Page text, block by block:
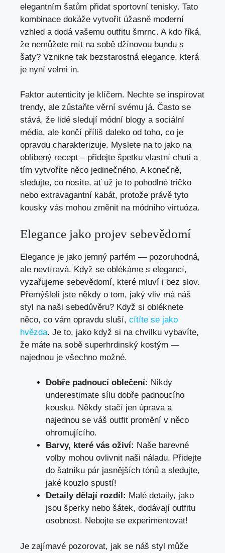
elegantním šatům přidat ⁢sportovní tenisky. Tato
kombinace dokáže⁢ vytvořit úžasně moderní
vzhled a dodá⁢ vašemu outfitu šmrnc. A kdo říká,
že ​nemůžete mít na sobě džínovou bundu s
šaty? Vznikne tak ⁢bezstarostná elegance, která
je‌ nyní velmi in.
Faktor ‌autenticity je klíčem. ⁤Nechte se inspirovat
trendy, ale zůstaňte věrní svému já. Často se
stává, že lidé sledují módní blogy a sociální
média, ⁢ale končí příliš daleko od toho, co je
opravdu charakterizuje. Myslete⁤ na ⁣to jako na
oblíbený recept – přidejte špetku vlastní chuti a
tím vytvoříte něco jedinečného. A konečně,
sledujte, co nosíte, ať už je to pohodlné​ tričko
nebo extravagantní kabát, protože právě ⁤tyto
kousky vás mohou⁣ změnit ‍na‌ módního virtuóza.
Elegance jako ⁣projev sebevědomí
Elegance je jako jemný parfém —⁢ pozoruhodná,
ale nevtíravá. Když se oblékáme s elegancí,
vyzařujeme sebevědomí, které mluví i bez slov.
Přemýšleli jste někdy o⁤ tom, jaký vliv má náš
styl na naši sebedůvěru? Když si obléknete
něco, co vám opravdu sluší,‌ cítíte se jako
hvězda. Je ‍to,‌ jako když si na chvilku vybavíte,
že máte na⁤ sobě superhrdinský kostým⁢ —
najednou je všechno možné.
Dobře padnoucí oblečení: Nikdy⁣
underestimate sílu dobře padnoucího
kousku. Někdy stačí⁤ jen úprava a
najednou se váš outfit promění v něco
ohromujícího.
Barvy, ​které vás oživí: Naše barevné
volby mohou ovlivnit naši náladu. Přidejte
do šatníku pár jasnějších tónů a sledujte,
jaké kouzlo spustí!
Detaily dělají rozdíl: Malé detaily, jako
jsou šperky nebo šátek, dodávají outfitu
osobnost. Nebojte se experimentovat!
Je zajímavé pozorovat, jak se ⁢náš styl může